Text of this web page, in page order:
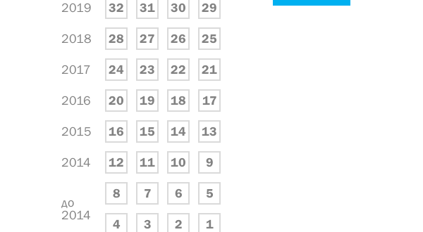
2019 32 31 30 29
2018 28 27 26 25
2017 24 23 22 21
2016 20 19 18 17
2015 16 15 14 13
2014 12 11 10 9
до
2014
8 7 6 5
4 3 2 1